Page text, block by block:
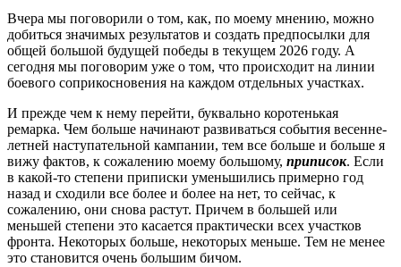
Вчера мы поговорили о том, как, по моему мнению, можно
добиться значимых результатов и создать предпосылки для
общей большой будущей победы в текущем 2026 году. А
сегодня мы поговорим уже о том, что происходит на линии
боевого соприкосновения на каждом отдельных участках.
И прежде чем к нему перейти, буквально коротенькая
ремарка. Чем больше начинают развиваться события весенне-
летней наступательной кампании, тем все больше и больше я
вижу фактов, к сожалению моему большому, приписок. Если
в какой-то степени приписки уменьшились примерно год
назад и сходили все более и более на нет, то сейчас, к
сожалению, они снова растут. Причем в большей или
меньшей степени это касается практически всех участков
фронта. Некоторых больше, некоторых меньше. Тем не менее
это становится очень большим бичом.